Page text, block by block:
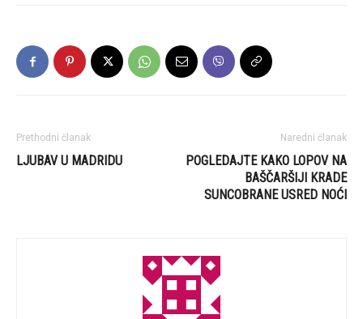
Prethodni članak
LJUBAV U MADRIDU
Naredni članak
POGLEDAJTE KAKO LOPOV NA
BAŠČARŠIJI KRADE
SUNCOBRANE USRED NOĆI